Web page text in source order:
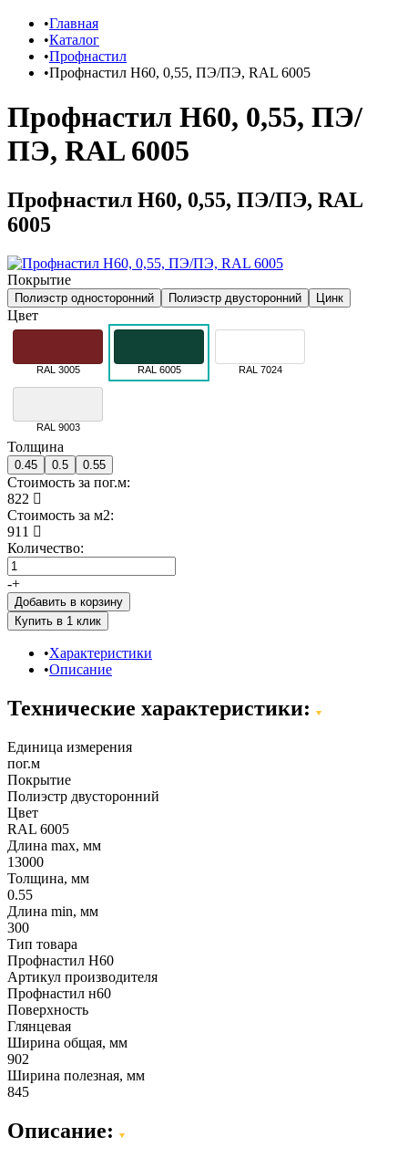
Главная
Каталог
Профнастил
Профнастил Н60, 0,55, ПЭ/ПЭ, RAL 6005
Профнастил Н60, 0,55, ПЭ/
ПЭ, RAL 6005
Профнастил Н60, 0,55, ПЭ/ПЭ, RAL
6005
Покрытие
Полиэстр односторонний Полиэстр двусторонний Цинк
Цвет
RAL 3005 RAL 6005 RAL 7024
RAL 9003
Толщина
0.45 0.5 0.55
Стоимость за пог.м:
822
Стоимость за м2:
911
Количество:
-+
Добавить в корзину
Характеристики
Описание
Технические характеристики:
Единица измерения
пог.м
Покрытие
Полиэстр двусторонний
Цвет
RAL 6005
Длина max, мм
13000
Толщина, мм
0.55
Длина min, мм
300
Тип товара
Профнастил Н60
Артикул производителя
Профнастил н60
Поверхность
Глянцевая
Ширина общая, мм
902
Ширина полезная, мм
845
Описание: